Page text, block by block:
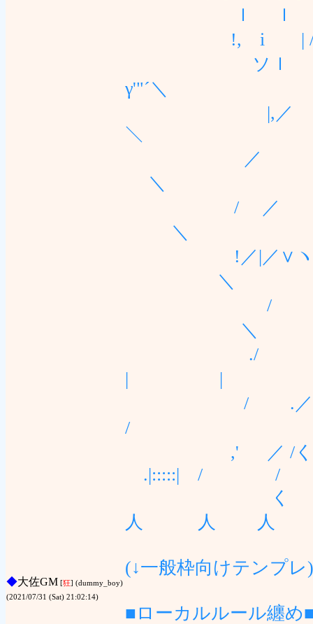
◆大佐GM [狂] (dummy_boy)
(2021/07/31 (Sat) 21:02:14)
ｌ ｌ ! ./
!, i | /!
ソｌ
γ'"´＼
|,／ ,!
＼
／ /.ト
＼
/ ／ .! ,!
＼
!／|／∨ヽ
＼
/ l´、
＼
./ し|
| |
/ .／ゝ､__
/
,' ／ /く
ゝ く /
人 人 人
(↓一般枠向けテンプレ)
■ローカルルール纏め